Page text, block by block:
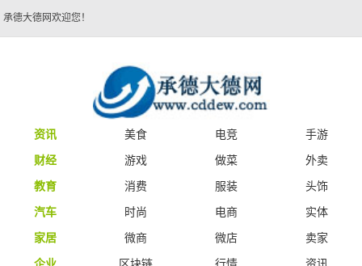
承德大德网欢迎您！
资讯 美食 电竞
手游
财经
游戏 做菜
外卖
教育
消费 服装
头饰
汽车
时尚 电商
实体
家居
微商 微店
卖家